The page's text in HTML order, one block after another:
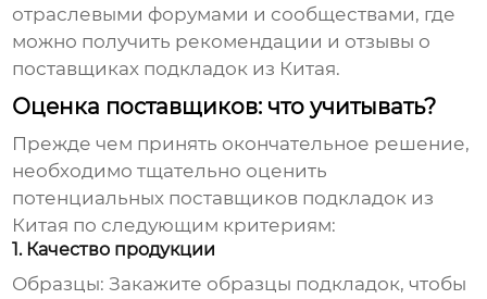
отраслевыми форумами и сообществами, где
можно получить рекомендации и отзывы о
поставщиках подкладок из Китая.
Оценка поставщиков: что учитывать?
Прежде чем принять окончательное решение,
необходимо тщательно оценить
потенциальных поставщиков подкладок из
Китая по следующим критериям:
1. Качество продукции
Образцы: Закажите образцы подкладок, чтобы